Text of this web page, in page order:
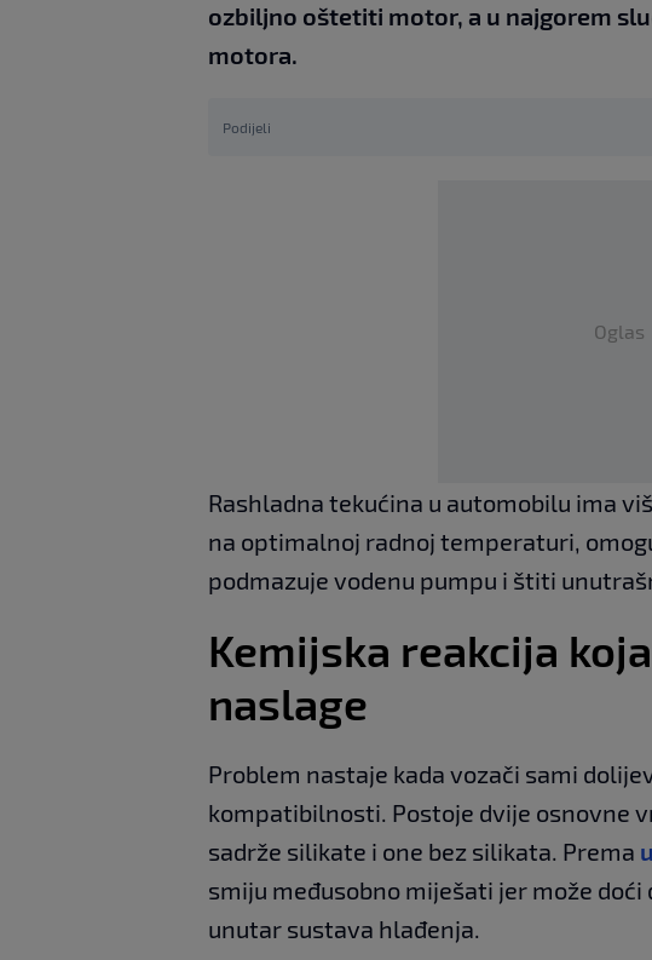
ozbiljno oštetiti motor, a u najgorem
motora.
Podijeli
Oglas
Rashladna tekućina u automobilu ima
na optimalnoj radnoj temperaturi,
podmazuje vodenu pumpu i štiti
Kemijska reakcija
naslage
Problem nastaje kada vozači sami
kompatibilnosti. Postoje dvije osnovne
sadrže silikate i one bez silikata. Prema
smiju međusobno miješati jer može
unutar sustava hlađenja.